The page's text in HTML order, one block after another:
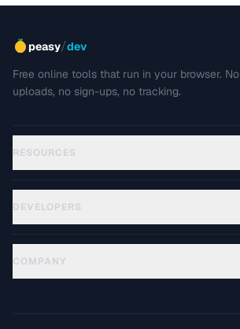
peasy/dev
Free online tools that run in your browser. No
uploads, no sign-ups, no tracking.
RESOURCES
DEVELOPERS
COMPANY